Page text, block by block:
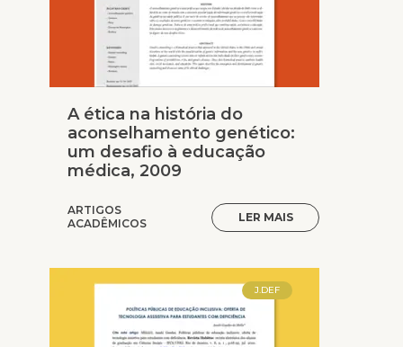
A ética na história do
aconselhamento genético:
um desafio à educação
médica, 2009
ARTIGOS
ACADÊMICOS
LER MAIS
J.DEF